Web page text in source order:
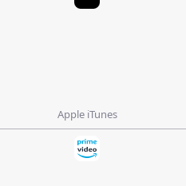
Apple iTunes